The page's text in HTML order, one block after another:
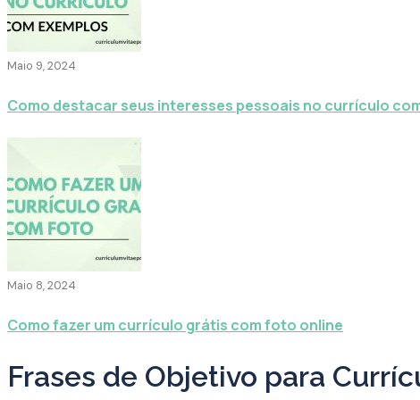
Maio 9, 2024
Como destacar seus interesses pessoais no currículo
Maio 8, 2024
Como fazer um currículo grátis com foto online
Frases de Objetivo para